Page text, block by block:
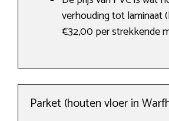
verhouding tot laminaat
€32,00 per strekkende
Parket (houten vloer in